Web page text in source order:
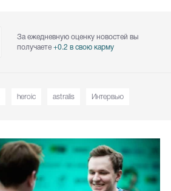
За ежедневную оценку новостей вы
получаете +0.2 в свою карму
heroic astralis Интервью